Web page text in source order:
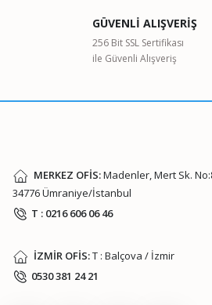
Ürün açıklamasında eksik
Ürün bilgilerinde hatalar
GÜVENLİ ALIŞVERİŞ
256 Bit SSL Sertifikası
ile Güvenli Alışveriş
MERKEZ OFİS:Madenler, Mert Sk.
34776 Ümraniye/İstanbul
T : 0216 606 06 46
İZMİR OFİS:T : Balçova / İzmir
0530 381 24 21